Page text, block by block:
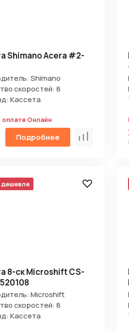
Shimano Acera #2-
Shimano
скоростей: 8
Кассета
оплате Онлайн
Подробнее Сравнить
8-ск Microshift CS-
Microshift
скоростей: 8
Кассета